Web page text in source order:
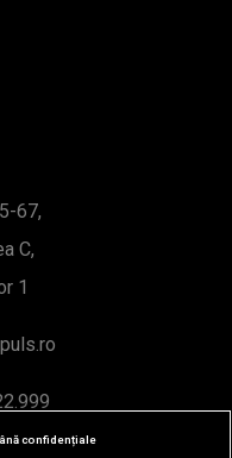
67,
C,
1
confidențiale